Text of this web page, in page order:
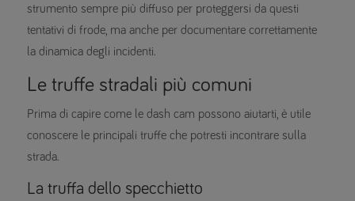
strumento sempre più diffuso per proteggersi da questi
tentativi di frode, ma anche per documentare correttamente
la dinamica degli incidenti.
Le truffe stradali più comuni
Prima di capire come le dash cam possono aiutarti, è utile
conoscere le principali truffe che potresti incontrare sulla
strada.
La truffa dello specchietto